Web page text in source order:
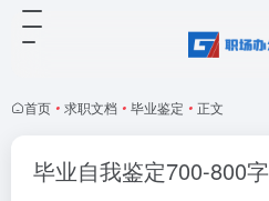
首页 • 求职文档 • 毕业鉴定 • 正文
毕业自我鉴定700-800字